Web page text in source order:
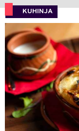
KUHINJA